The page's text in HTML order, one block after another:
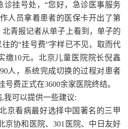
诊挂号处，“您好，急诊医事服务
人员拿着患者的医保卡开出了第
青报记者从单子上看到，单子的
的“挂号费”字样已不见，取而代
缴10元。北京儿童医院院长倪鑫
人，系统完成切换的过程对患者
费正式在3600余家医院终结。
我可以提供一些建议:
京看病最好选择中国著名的三甲
京协和医院、301医院、中日友好